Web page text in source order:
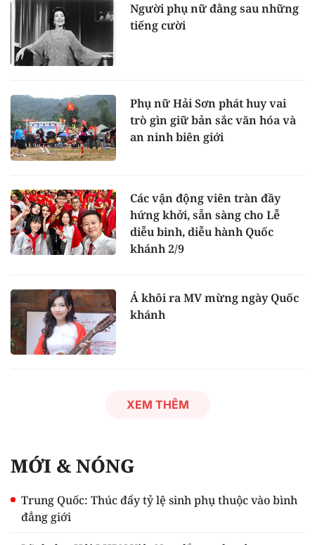
Người phụ nữ đằng sau những
tiếng cười
Phụ nữ Hải Sơn phát huy vai
trò gìn giữ bản sắc văn hóa và
an ninh biên giới
Các vận động viên tràn đầy
hứng khởi, sẵn sàng cho Lễ
diễu binh, diễu hành Quốc
khánh 2/9
Á khôi ra MV mừng ngày Quốc
khánh
XEM THÊM
MỚI & NÓNG
Trung Quốc: Thúc đẩy tỷ lệ sinh phụ thuộc vào bình
đẳng giới